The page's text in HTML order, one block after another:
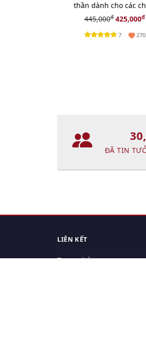
thần dành cho các
em - 30ml (new)
445,000đ425,000đ
7 270
ĐÃ TIN
LIÊN KẾT
Trang chủ